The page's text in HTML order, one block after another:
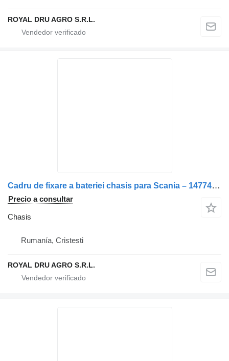
ROYAL DRU AGRO S.R.L.
Cadru de fixare a bateriei chasis para Scania – 1477484 camión
Precio a consultar
Chasis
Rumanía, Cristesti
ROYAL DRU AGRO S.R.L.